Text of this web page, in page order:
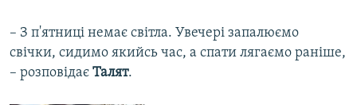
– З п'ятниці немає світла. Увечері запалюємо
свічки, сидимо якийсь час, а спати лягаємо раніше,
– розповідає Талят.